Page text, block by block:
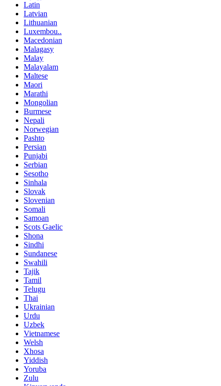
Latin
Latvian
Lithuanian
Luxembou..
Macedonian
Malagasy
Malay
Malayalam
Maltese
Maori
Marathi
Mongolian
Burmese
Nepali
Norwegian
Pashto
Persian
Punjabi
Serbian
Sesotho
Sinhala
Slovak
Slovenian
Somali
Samoan
Scots Gaelic
Shona
Sindhi
Sundanese
Swahili
Tajik
Tamil
Telugu
Thai
Ukrainian
Urdu
Uzbek
Vietnamese
Welsh
Xhosa
Yiddish
Yoruba
Zulu